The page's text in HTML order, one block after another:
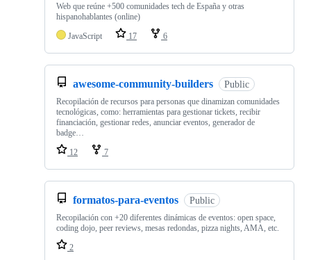
Web que reúne +500 comunidades tech de España y otras
hispanohablantes (online)
JavaScript
17 6
awesome-community-builders Public
Recopilación de recursos para personas que dinamizan comunidades
tecnológicas, como: herramientas para gestionar tickets, recibir
financiación, gestionar redes, anunciar eventos, generador de
badge…
12
7
formatos-para-eventos Public
Recopilación con +20 diferentes dinámicas de eventos: open space,
coding dojo, peer reviews, mesas redondas, pizza nights, AMA, etc.
2